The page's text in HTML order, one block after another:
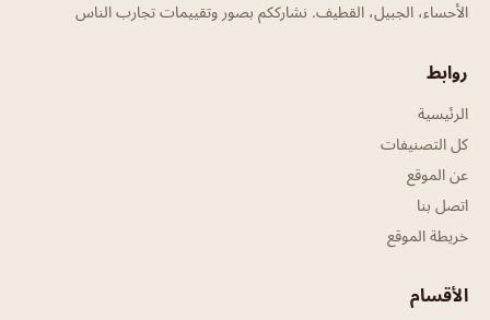
الأحساء، الجبيل، القطيف. نشارككم بصور وتقييمات تجارب الناس
روابط
الرئيسية
كل التصنيفات
عن الموقع
اتصل بنا
خريطة الموقع
الأقسام